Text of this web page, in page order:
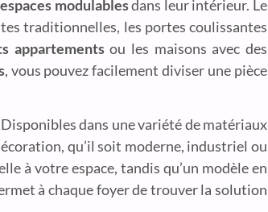
espaces modulablesdans leur intérieur. Le
traditionnelles, les portes coulissantes
appartementsou les maisons avec des
, vous pouvez facilement diviser une pièce
dans une variété de matériaux
qu’il soit moderne, industriel ou
à votre espace, tandis qu’un modèle en
à chaque foyer de trouver la solution